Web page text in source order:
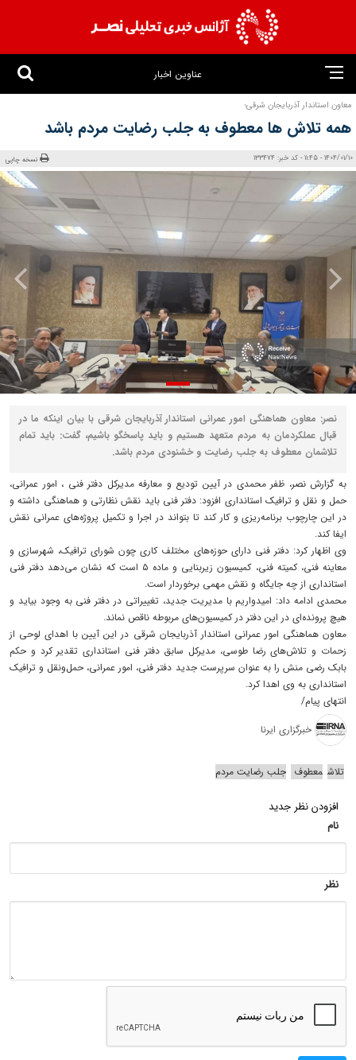
عناوین اخبار
معاون استاندار آذربایجان شرقی؛
همه تلاش ها معطوف به جلب رضایت مردم باشد
1404/01/10 - 11:45 - کد خبر: 133474 نسخه چاپی
نصر: معاون هماهنگی امور عمرانی استاندار آذربایجان شرقی با بیان اینکه ما در
قبال عملکردمان به مردم متعهد هستیم و باید پاسخگو باشیم، گفت: باید تمام
تلاشمان معطوف به جلب رضایت و خشنودی مردم باشد.
به گزارش نصر، ظفر محمدی در آیین تودیع و معارفه مدیرکل دفتر فنی ، امور عمرانی،
حمل و نقل و ترافیک استانداری افزود: دفتر فنی باید نقش نظارتی و هماهنگی داشته و
در این چارچوب برنامه‌ریزی و کار کند تا بتواند در اجرا و تکمیل پروژه‌های عمرانی نقش
ایفا کند.
وی اظهار کرد: دفتر فنی دارای حوزه‌های مختلف کاری چون شورای ترافیک، شهرسازی و
معاینه فنی، کمیته فنی، کمیسیون زیربنایی و ماده ۵ است که نشان می‌دهد دفتر فنی
استانداری از چه جایگاه و نقش مهمی برخوردار است.
محمدی ادامه داد: امیدواریم با مدیریت جدید، تغییراتی در دفتر فنی به وجود بیاید و
هیچ پرونده‌ای در این دفتر در کمیسیون‌های مربوطه ناقص نماند.
معاون هماهنگی امور عمرانی استاندار آذربایجان شرقی در این آیین با اهدای لوحی از
زحمات و تلاش‌های رضا طوسی، مدیرکل سابق دفتر فنی استانداری تقدیر کرد و حکم
بابک رضی منش را به عنوان سرپرست جدید دفتر فنی، امور عمرانی، حمل‌ونقل و ترافیک
استانداری به وی اهدا کرد.
انتهای پیام/
خبرگزاری ایرنا
تلاش معطوف جلب رضایت مردم
افزودن نظر جدید
نام
نظر